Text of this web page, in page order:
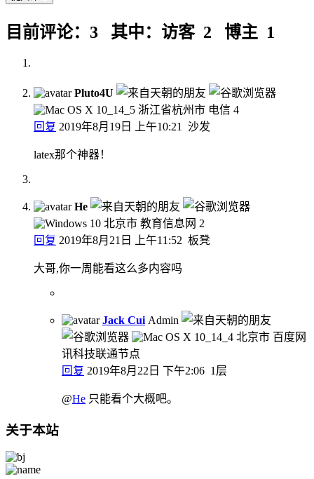
目前评论：3 其中：访客 2 博主 1
Pluto4U
浙江省杭州市 电信 4
回复 2019年8月19日 上午10:21 沙发
latex那个神器！
He
北京市 教育信息网 2
回复 2019年8月21日 上午11:52 板凳
大哥,你一周能看这么多内容吗
Jack Cui Admin
北京市 百度网
讯科技联通节点
回复 2019年8月22日 下午2:06 1层
@He 只能看个大概吧。
关于本站